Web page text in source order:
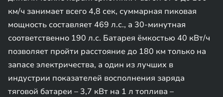
км/ч занимает всего 4,8 сек, суммарная пиковая
мощность составляет 469 л.с., а 30-минутная
соответственно 190 л.с. Батарея ёмкостью 40 кВт/ч
позволяет пройти расстояние до 180 км только на
запасе электричества, а один из лучших в
индустрии показателей восполнения заряда
тяговой батареи – 3,7 кВт на 1 л топлива –